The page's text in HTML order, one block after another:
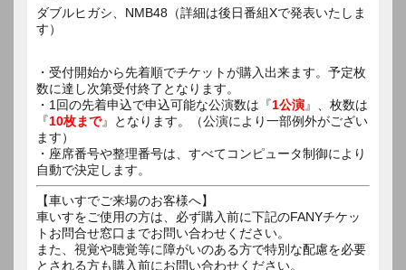
ダブルヒガシ、NMB48（詳細は後日番組Xで発表いたしま
す）
・受付開始から先着順でチケットが購入出来ます。予定枚
数に達し次第受付終了となります。
・1回の先着申込で申込可能な公演数は『1公演』、枚数は
『10枚まで』となります。（公演により一部例外がござい
ます）
・座席番号や整理番号は、すべてコンピュータ制御により
自動で決定します。
【車いすでご来場のお客様へ】
車いすをご使用の方は、必ず購入前に下記のFANYチケッ
トお問合せ窓口までお問い合わせください。
また、視覚や聴覚等に障がいのある方で特別な配慮を必要
とされる方も購入前にお問い合わせください。